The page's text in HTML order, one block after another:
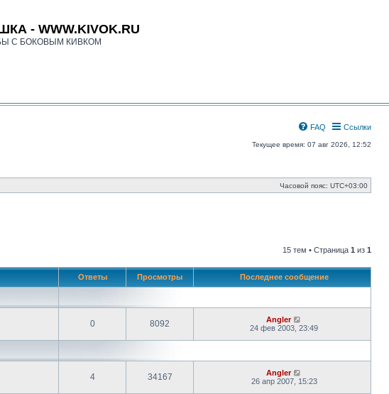
- WWW.KIVOK.RU
С БОКОВЫМ КИВКОМ
Ссылки
FAQ
Текущее время: 07 авг 2026, 12:52
Часовой пояс: UTC+03:00
15 тем • Страница 1 из 1
Ответы Просмотры Последнее сообщение
0 8092
Angler
24 фев 2003, 23:49
4 34167
Angler
26 апр 2007, 15:23